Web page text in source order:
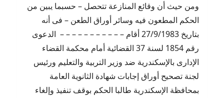
ومن حيث أن وقائع المنازعة تتحصل – حسبما يبين من
الحكم المطعون فيه وسائر أوراق الطعن – فى أنه
بتاريخ 27/9/1983 أقام – – – – – – – – – – – الدعوى
رقم 1854 لسنة 37 القضائية أمام محكمة القضاء
الإدارى بالإسكندرية ضد وزير التربية والتعليم ورئيس
لجنة تصحيح أوراق إجابات شهادة الثانوية العامة
بمحافظة الإسكندرية طالبا الحكم بوقف تنفيذ وإلغاء